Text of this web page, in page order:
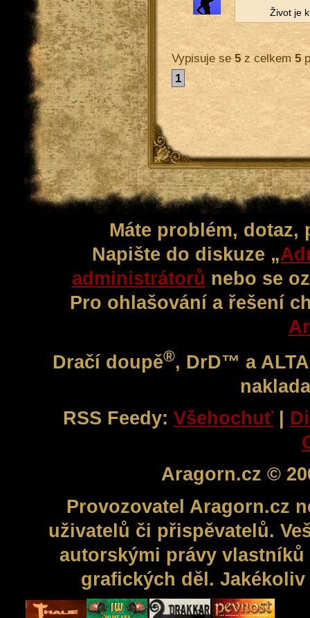
Život je
Vypisuje se5z celkem5
1
Máte problém,
Napište do diskuze „
administrátorů nebo se
Pro ohlašování a řešení
Dračí doupě®, DrD™ a
RSS Feedy: Všehochuť |
Aragorn.cz ©
Provozovatel Aragorn.cz
uživatelů či přispěvatelů.
autorskými právy
grafických děl.